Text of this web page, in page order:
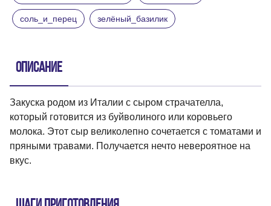
соль_и_перец зелёный_базилик
Описание
Закуска родом из Италии с сыром страчателла,
который готовится из буйволиного или коровьего
молока. Этот сыр великолепно сочетается с томатами и
пряными травами. Получается нечто невероятное на
вкус.